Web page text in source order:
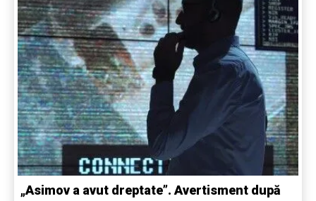
„Asimov a avut dreptate”. Avertisment după